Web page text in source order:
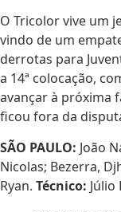
O Tricolor vive um
vindo de um
derrotas para
a 14ª colocação,
avançar à próxima
ficou fora da
SÃO PAULO: João
Nicolas; Bezerra,
Ryan. Técnico: Júlio